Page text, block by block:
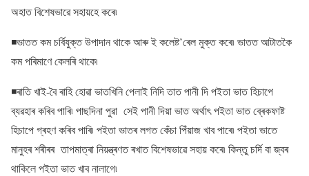
অহাত বিশেষভাৱে সহায়হে কৰে৷
◾ভাতত কম চৰ্বিযুক্ত উপাদান থাকে আৰু ই কলেষ্ট’ৰেল মুক্ত কৰে৷ ভাতত আটাতকৈ
কম পৰিমাণে কেলৰি থাকে৷
◾ৰাতি খাই-বৈ ৰাহি হোৱা ভাতখিনি পেলাই নিদি তাত পানী দি পইতা ভাত হিচাপে
ব্যৱহাৰ কৰিব পাৰি৷ পাছদিনা পুৱা সেই পানী দিয়া ভাত অৰ্থাৎ পইতা ভাত ব্ৰেকফাষ্ট
হিচাপে গ্ৰহণ কৰিব পাৰি৷ পইতা ভাতৰ লগত কেঁচা পিঁয়াজ খাব পাৰে৷ পইতা ভাতে
মানুহৰ শৰীৰৰ তাপমাত্ৰা নিয়ন্ত্ৰণত ৰখাত বিশেষভাৱে সহায় কৰে৷ কিন্তু চৰ্দি বা জ্বৰ
থাকিলে পইতা ভাত খাব নালাগে৷